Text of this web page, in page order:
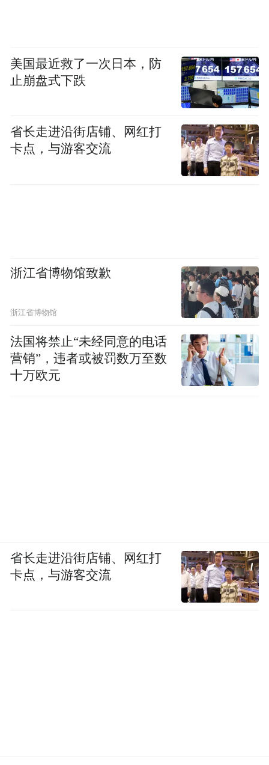
美国最近救了一次日本，防
止崩盘式下跌
省长走进沿街店铺、网红打
卡点，与游客交流
浙江省博物馆致歉
浙江省博物馆
法国将禁止“未经同意的电话
营销”，违者或被罚数万至数
十万欧元
省长走进沿街店铺、网红打
卡点，与游客交流